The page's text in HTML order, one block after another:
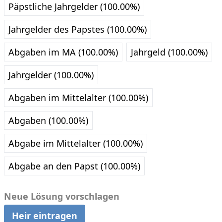
Päpstliche Jahrgelder (100.00%)
Jahrgelder des Papstes (100.00%)
Abgaben im MA (100.00%)
Jahrgeld (100.00%)
Jahrgelder (100.00%)
Abgaben im Mittelalter (100.00%)
Abgaben (100.00%)
Abgabe im Mittelalter (100.00%)
Abgabe an den Papst (100.00%)
Neue Lösung vorschlagen
Heir eintragen